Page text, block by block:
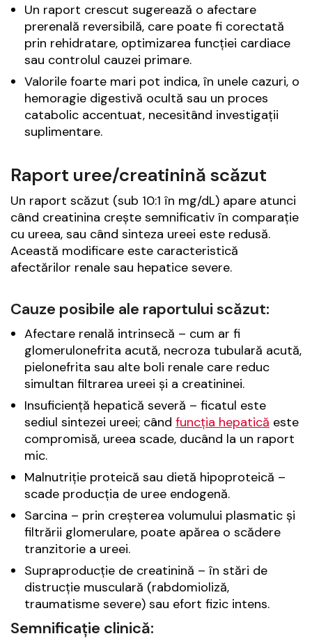
Un raport crescut sugerează o afectare
prerenală reversibilă, care poate fi corectată
prin rehidratare, optimizarea funcției cardiace
sau controlul cauzei primare.
Valorile foarte mari pot indica, în unele cazuri, o
hemoragie digestivă ocultă sau un proces
catabolic accentuat, necesitând investigații
suplimentare.
Raport uree/creatinină scăzut
Un raport scăzut (sub 10:1 în mg/dL) apare atunci
când creatinina crește semnificativ în comparație
cu ureea, sau când sinteza ureei este redusă.
Această modificare este caracteristică
afectărilor renale sau hepatice severe.
Cauze posibile ale raportului scăzut:
Afectare renală intrinsecă – cum ar fi
glomerulonefrita acută, necroza tubulară acută,
pielonefrita sau alte boli renale care reduc
simultan filtrarea ureei și a creatininei.
Insuficiență hepatică severă – ficatul este
sediul sintezei ureei; când funcția hepatică este
compromisă, ureea scade, ducând la un raport
mic.
Malnutriție proteică sau dietă hipoproteică –
scade producția de uree endogenă.
Sarcina – prin creșterea volumului plasmatic și
filtrării glomerulare, poate apărea o scădere
tranzitorie a ureei.
Supraproducție de creatinină – în stări de
distrucție musculară (rabdomioliză,
traumatisme severe) sau efort fizic intens.
Semnificație clinică: